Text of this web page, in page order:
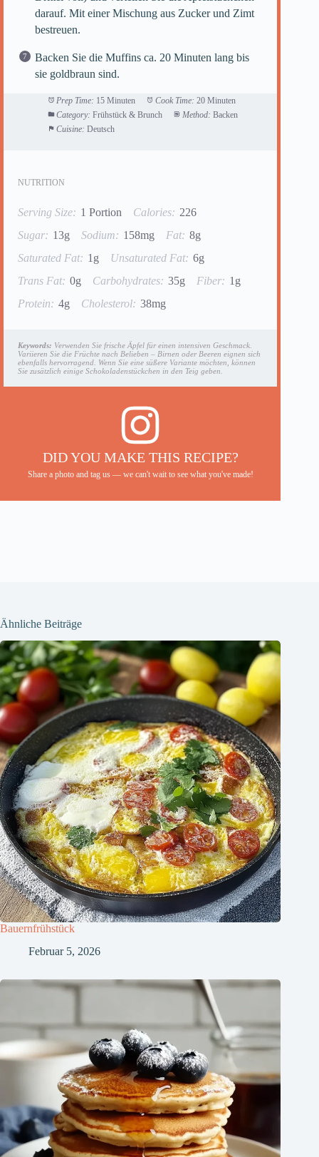
darauf. Mit einer Mischung aus Zucker und Zimt
bestreuen.
Backen Sie die Muffins ca. 20 Minuten lang bis
sie goldbraun sind.
Prep Time: 15 Minuten Cook Time: 20 Minuten
Category: Frühstück & Brunch Method: Backen
Cuisine: Deutsch
NUTRITION
Serving Size: 1 Portion Calories: 226
Sugar: 13g Sodium: 158mg Fat: 8g
Saturated Fat: 1g Unsaturated Fat: 6g
Trans Fat: 0g Carbohydrates: 35g Fiber: 1g
Protein: 4g Cholesterol: 38mg
Keywords: Verwenden Sie frische Äpfel für einen intensiven Geschmack.
Variieren Sie die Früchte nach Belieben – Birnen oder Beeren eignen sich
ebenfalls hervorragend. Wenn Sie eine süßere Variante möchten, können
Sie zusätzlich einige Schokoladenstückchen in den Teig geben.
DID YOU MAKE THIS RECIPE?
Share a photo and tag us — we can't wait to see what you've made!
Ähnliche Beiträge
Bauernfrühstück
Februar 5, 2026